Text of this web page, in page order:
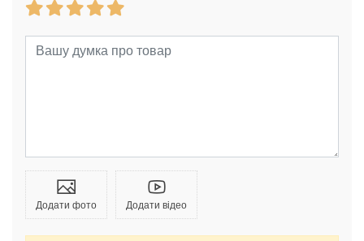
Додати фото Додати відео